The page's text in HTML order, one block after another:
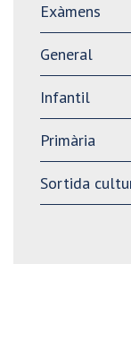
Exàmens
General
Infantil
Primària
Sortida